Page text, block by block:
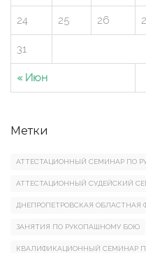
« Июн
24 25 26
31
Метки
АТТЕСТАЦИОННЫЙ СЕМИНАР ПО
АТТЕСТАЦИОННЫЙ СУДЕЙСКИЙ
ДНЕПРОПЕТРОВСКАЯ ОБЛАСТНАЯ
ЗАНЯТИЯ ПО РУКОПАШНОМУ БОЮ
КВАЛИФИКАЦИОННЫЙ СЕМИНАР